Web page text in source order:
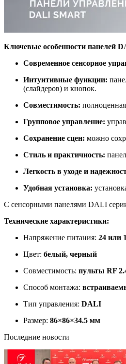
Ключевые особенности панелей
Современное сенсорное
Интуитивные функции:
(слайдеров) и кнопок.
Совместимость:
Групповое управление:
Сохранение сцен: можно
Стиль и практичность:
Легкость в уходе и
Удобная установка:
С сенсорными панелями DALI
Технические характеристики:
Напряжение питания: 24 или
Цвет: белый, черный
Совместимость: пульты RF
Способ монтажа:
Тип управления: DALI
Размер: 86×86×34.5 мм
Последние новости